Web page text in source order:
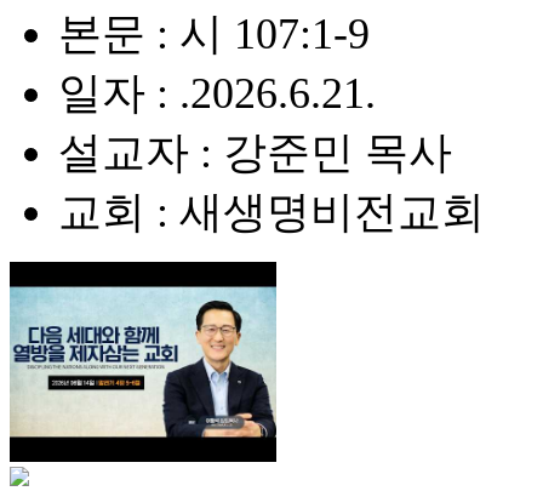
본문 : 시 107:1-9
일자 : .2026.6.21.
설교자 : 강준민 목사
교회 : 새생명비전교회